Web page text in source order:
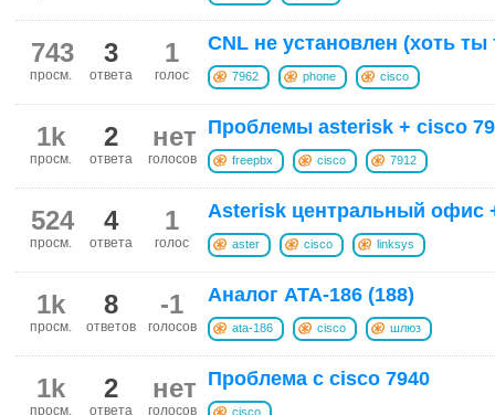
1
голос
3
ответа
743
просм.
CNL не установлен (хоть ты
7962 phone cisco
нет
голосов
2
ответа
1k
просм.
Проблемы asterisk + cisco
freepbx cisco 7912
1
голос
4
ответа
524
просм.
Asterisk центральный офис
aster cisco linksys
-1
голосов
8
ответов
1k
просм.
Аналог ATA-186 (188)
ata-186 cisco шлюз
нет
голосов
2
ответа
1k
просм.
Проблема с cisco 7940
cisco